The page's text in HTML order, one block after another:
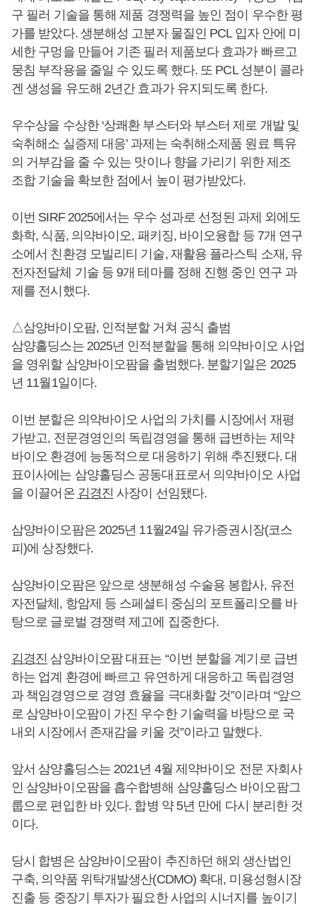
구 필러 기술을 통해 제품 경쟁력을 높인 점이 우수한 평
가를 받았다. 생분해성 고분자 물질인 PCL 입자 안에 미
세한 구멍을 만들어 기존 필러 제품보다 효과가 빠르고
뭉침 부작용을 줄일 수 있도록 했다. 또 PCL 성분이 콜라
겐 생성을 유도해 2년간 효과가 유지되도록 한다.
우수상을 수상한 ‘상쾌환 부스터와 부스터 제로 개발 및
숙취해소 실증제 대응’ 과제는 숙취해소제품 원료 특유
의 거부감을 줄 수 있는 맛이나 향을 가리기 위한 제조
조합 기술을 확보한 점에서 높이 평가받았다.
이번 SIRF 2025에서는 우수 성과로 선정된 과제 외에도
화학, 식품, 의약바이오, 패키징, 바이오융합 등 7개 연구
소에서 친환경 모빌리티 기술, 재활용 플라스틱 소재, 유
전자전달체 기술 등 9개 테마를 정해 진행 중인 연구 과
제를 전시했다.
△삼양바이오팜, 인적분할 거쳐 공식 출범
삼양홀딩스는 2025년 인적분할을 통해 의약바이오 사업
을 영위할 삼양바이오팜을 출범했다. 분할기일은 2025
년 11월1일이다.
이번 분할은 의약바이오 사업의 가치를 시장에서 재평
가받고, 전문경영인의 독립경영을 통해 급변하는 제약
바이오 환경에 능동적으로 대응하기 위해 추진됐다. 대
표이사에는 삼양홀딩스 공동대표로서 의약바이오 사업
을 이끌어온 김경진 사장이 선임됐다.
삼양바이오팜은 2025년 11월24일 유가증권시장(코스
피)에 상장했다.
삼양바이오팜은 앞으로 생분해성 수술용 봉합사, 유전
자전달체, 항암제 등 스페셜티 중심의 포트폴리오를 바
탕으로 글로벌 경쟁력 제고에 집중한다.
김경진 삼양바이오팜 대표는 “이번 분할을 계기로 급변
하는 업계 환경에 빠르고 유연하게 대응하고 독립경영
과 책임경영으로 경영 효율을 극대화할 것”이라며 “앞으
로 삼양바이오팜이 가진 우수한 기술력을 바탕으로 국
내외 시장에서 존재감을 키울 것”이라고 말했다.
앞서 삼양홀딩스는 2021년 4월 제약바이오 전문 자회사
인 삼양바이오팜을 흡수합병해 삼양홀딩스 바이오팜그
룹으로 편입한 바 있다. 합병 약 5년 만에 다시 분리한 것
이다.
당시 합병은 삼양바이오팜이 추진하던 해외 생산법인
구축, 의약품 위탁개발생산(CDMO) 확대, 미용성형시장
진출 등 중장기 투자가 필요한 사업의 시너지를 높이기